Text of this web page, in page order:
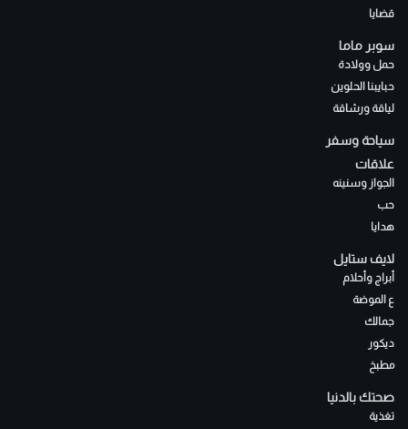
قضايا
سوبر ماما
حمل وولادة
حبايبنا الحلوين
لياقة ورشاقة
سياحة وسفر
علاقات
الجواز وسنينه
حب
هدايا
لايف ستايل
أبراج وأحلام
ع الموضة
جمالك
ديكور
مطبخ
صحتك بالدنيا
تغذية